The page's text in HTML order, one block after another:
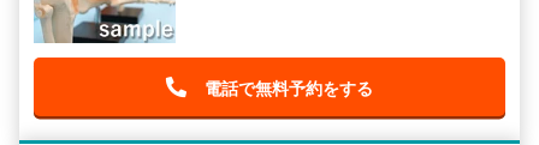
電話で無料予約をする